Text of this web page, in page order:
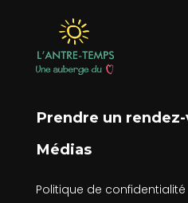
Prendre un
Médias
Politique de confidentialité